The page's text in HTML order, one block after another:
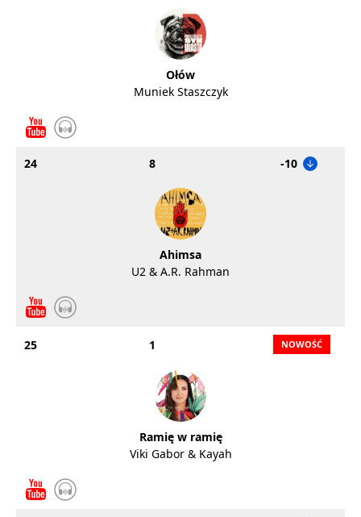
Ołów
Muniek Staszczyk
24 8 -10
Ahimsa
U2 & A.R. Rahman
25 1
Ramię w ramię
Viki Gabor & Kayah